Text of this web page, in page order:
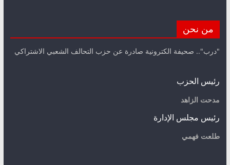
من نحن
"درب".. صحيفة الكترونية صادرة عن حزب التحالف الشعبي الاشتراكي
رئيس الحزب
مدحت الزاهد
رئيس مجلس الإدارة
طلعت فهمي